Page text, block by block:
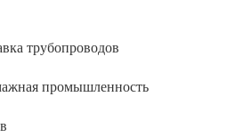
трубопроводов
промышленность